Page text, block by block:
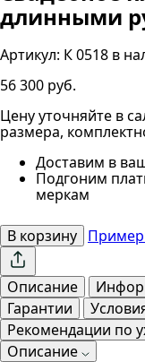
длинными
Артикул: К 0518 в
56 300 руб.
Цену уточняйте в
размера,
Доставим в
Подгоним
меркам
В корзину
Описание
Гарантии
Рекомендации по
Описание